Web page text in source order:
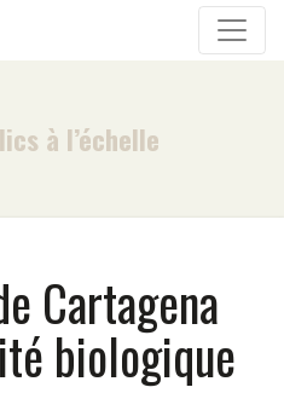
à l’échelle
Cartagena
biologique